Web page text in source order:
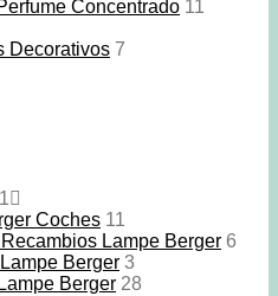
Concentrado 11
Decorativos 7
Coches 11
Lampe Berger 6
Berger 3
Berger 28